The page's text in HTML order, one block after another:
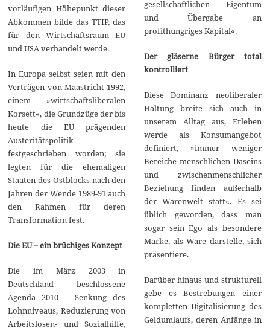
vorläufigen Höhepunkt dieser
Abkommen bilde das TTIP, das
für den Wirtschaftsraum EU
und USA verhandelt werde.
In Europa selbst seien mit den
Verträgen von Maastricht 1992,
einem »wirtschaftsliberalen
Korsett«, die Grundzüge der bis
heute die EU prägenden
Austeritätspolitik
festgeschrieben worden; sie
legten für die ehemaligen
Staaten des Ostblocks nach den
Jahren der Wende 1989-91 auch
den Rahmen für deren
Transformation fest.
Die EU – ein brüchiges Konzept
Die im März 2003 in
Deutschland beschlossene
Agenda 2010 – Senkung des
Lohnniveaus, Reduzierung von
Arbeitslosen- und Sozialhilfe,
gesellschaftlichen Eigentum
und Übergabe an
profithungriges Kapital«.
Der gläserne Bürger total
kontrolliert
Diese Dominanz neoliberaler
Haltung breite sich auch in
unserem Alltag aus, Erleben
werde als Konsumangebot
definiert, »immer weniger
Bereiche menschlichen Daseins
und zwischenmenschlicher
Beziehung finden außerhalb
der Warenwelt statt«. Es sei
üblich geworden, dass man
sogar sein Ego als besondere
Marke, als Ware darstelle, sich
präsentiere.
Darüber hinaus und strukturell
gebe es Bestrebungen einer
kompletten Digitalisierung des
Geldumlaufs, deren Anfänge in